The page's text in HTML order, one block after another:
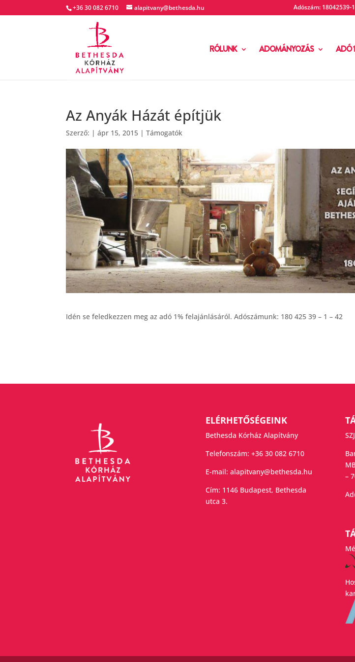
+36 30 082 6710 alapitvany@bethesda.hu Adószám: 18042539-
RÓLUNK ADOMÁNYOZÁS ADÓ
Az Anyák Házát építjük
Szerző: |ápr 15, 2015 |Támogatók
Idén se feledkezzen meg az adó 1% felajánlásáról. Adószámunk: 180 425 39 – 1 – 42
ELÉRHETŐSÉGEINK
Bethesda Kórház Alapítvány
Telefonszám: +36 30 082 6710
E-mail: alapitvany@bethesda.hu
Cím: 1146 Budapest, Bethesda
utca 3.
–